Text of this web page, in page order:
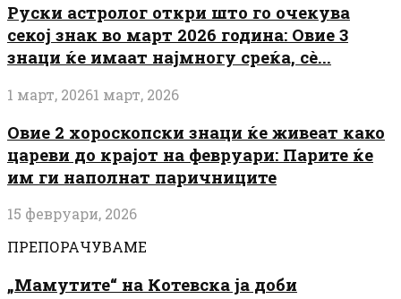
Руски астролог откри што го очекува
секој знак во март 2026 година: Овие 3
знаци ќе имаат најмногу среќа, сè...
1 март, 20261 март, 2026
Овие 2 хороскопски знаци ќе живеат како
цареви до крајот на февруари: Парите ќе
им ги наполнат паричниците
15 февруари, 2026
ПРЕПОРАЧУВАМЕ
„Мамутите“ на Котевска ја доби